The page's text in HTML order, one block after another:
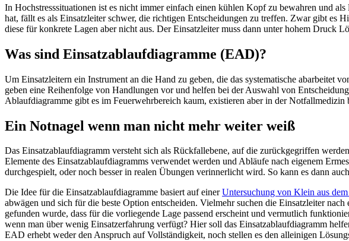
In Hochstresssituationen ist es nicht immer einfach einen kühlen Kopf zu bewahren und
hat, fällt es als Einsatzleiter schwer, die richtigen Entscheidungen zu treffen. Zwar gibt es
diese für konkrete Lagen aber nicht aus. Der Einsatzleiter muss dann unter hohem Druck
Was sind Einsatzablaufdiagramme (EAD)?
Um Einsatzleitern ein Instrument an die Hand zu geben, die das systematische abarbeitet
geben eine Reihenfolge von Handlungen vor und helfen bei der Auswahl von
Ablaufdiagramme gibt es im Feuerwehrbereich kaum, existieren aber in der
Ein Notnagel wenn man nicht mehr weiter weiß
Das Einsatzablaufdiagramm versteht sich als Rückfallebene, auf die zurückgegriffen
Elemente des Einsatzablaufdiagramms verwendet werden und Abläufe nach eigenem
durchgespielt, oder noch besser in realen Übungen verinnerlicht wird. So kann es dann
Die Idee für die Einsatzablaufdiagramme basiert auf einerUntersuchung von Klein aus
abwägen und sich für die beste Option entscheiden. Vielmehr suchen die Einsatzleiter
gefunden wurde, dass für die vorliegende Lage passend erscheint und vermutlich
wenn man über wenig Einsatzerfahrung verfügt? Hier soll das Einsatzablaufdiagramm
EAD erhebt weder den Anspruch auf Vollständigkeit, noch stellen es den alleinigen